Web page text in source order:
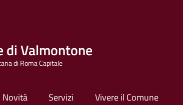
di Valmontone
di Roma Capitale
Novità Servizi Vivere il Comune